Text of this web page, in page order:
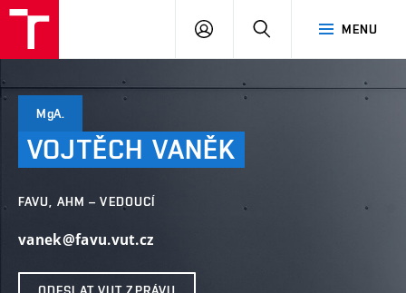
MENU
PŘIHLÁSIT
MgA.
VOJTĚCH VANĚK
FAVU, AHM – VEDOUCÍ
vanek@favu.vut.cz